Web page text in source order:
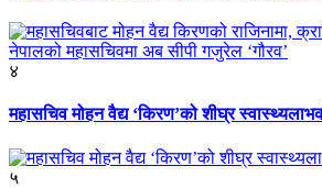
४
महासचिव मोहन वैद्य ‘किरण’को शीघ्र
५